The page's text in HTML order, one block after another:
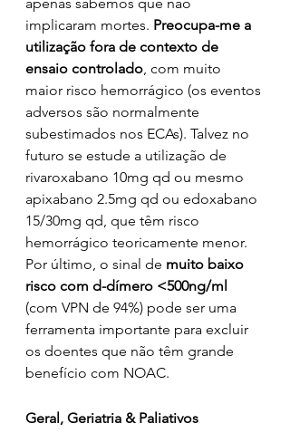
implicaram mortes. Preocupa-me a
utilização fora de contexto de
ensaio controlado, com muito
maior risco hemorrágico (os eventos
adversos são normalmente
subestimados nos ECAs). Talvez no
futuro se estude a utilização de
rivaroxabano 10mg qd ou mesmo
apixabano 2.5mg qd ou edoxabano
15/30mg qd, que têm risco
hemorrágico teoricamente menor.
Por último, o sinal de muito baixo
risco com d-dímero <500ng/ml
(com VPN de 94%) pode ser uma
ferramenta importante para excluir
os doentes que não têm grande
benefício com NOAC.
Geral, Geriatria & Paliativos